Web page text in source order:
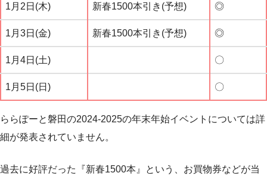
1月2日(木) 新春1500本引き(予想) ◎
1月3日(金) 新春1500本引き(予想) ◎
1月4日(土) 〇
1月5日(日) 〇
ららぽーと磐田の2024-2025の年末年始イベントについては詳
細が発表されていません。
過去に好評だった『新春1500本』という、お買物券などが当